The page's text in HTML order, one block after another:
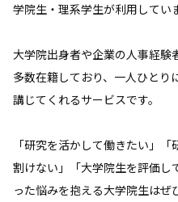
学院生・理系学生が利用してい
大学院出身者や企業の人事経験
多数在籍しており、一人ひとり
講じてくれるサービスです。
「研究を活かして働きたい」
割けない」「大学院生を評価し
った悩みを抱える大学院生はぜ